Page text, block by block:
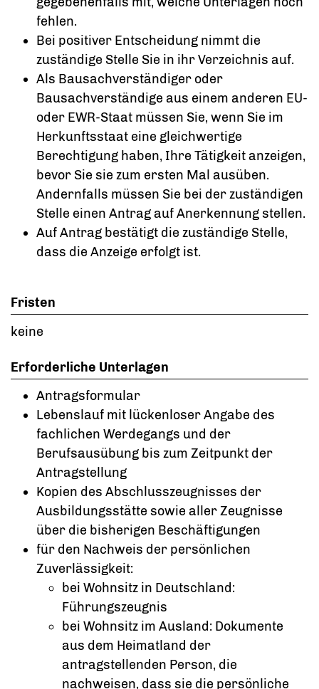
fehlen.
Bei positiver Entscheidung nimmt die
zuständige Stelle Sie in ihr Verzeichnis auf.
Als Bausachverständiger oder
Bausachverständige aus einem anderen EU-
oder EWR-Staat müssen Sie, wenn Sie im
Herkunftsstaat eine gleichwertige
Berechtigung haben, Ihre Tätigkeit anzeigen,
bevor Sie sie zum ersten Mal ausüben.
Andernfalls müssen Sie bei der zuständigen
Stelle einen Antrag auf Anerkennung stellen.
Auf Antrag bestätigt die zuständige Stelle,
dass die Anzeige erfolgt ist.
Fristen
keine
Erforderliche Unterlagen
Antragsformular
Lebenslauf mit lückenloser Angabe des
fachlichen Werdegangs und der
Berufsausübung bis zum Zeitpunkt der
Antragstellung
Kopien des Abschlusszeugnisses der
Ausbildungsstätte sowie aller Zeugnisse
über die bisherigen Beschäftigungen
für den Nachweis der persönlichen
Zuverlässigkeit:
bei Wohnsitz in Deutschland:
Führungszeugnis
bei Wohnsitz im Ausland: Dokumente
aus dem Heimatland der
antragstellenden Person, die
nachweisen, dass sie die persönliche